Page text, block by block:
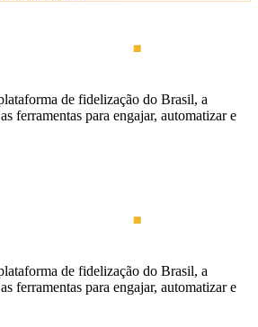
de fidelização do Brasil, a
ferramentas para engajar, automatizar e
de fidelização do Brasil, a
ferramentas para engajar, automatizar e